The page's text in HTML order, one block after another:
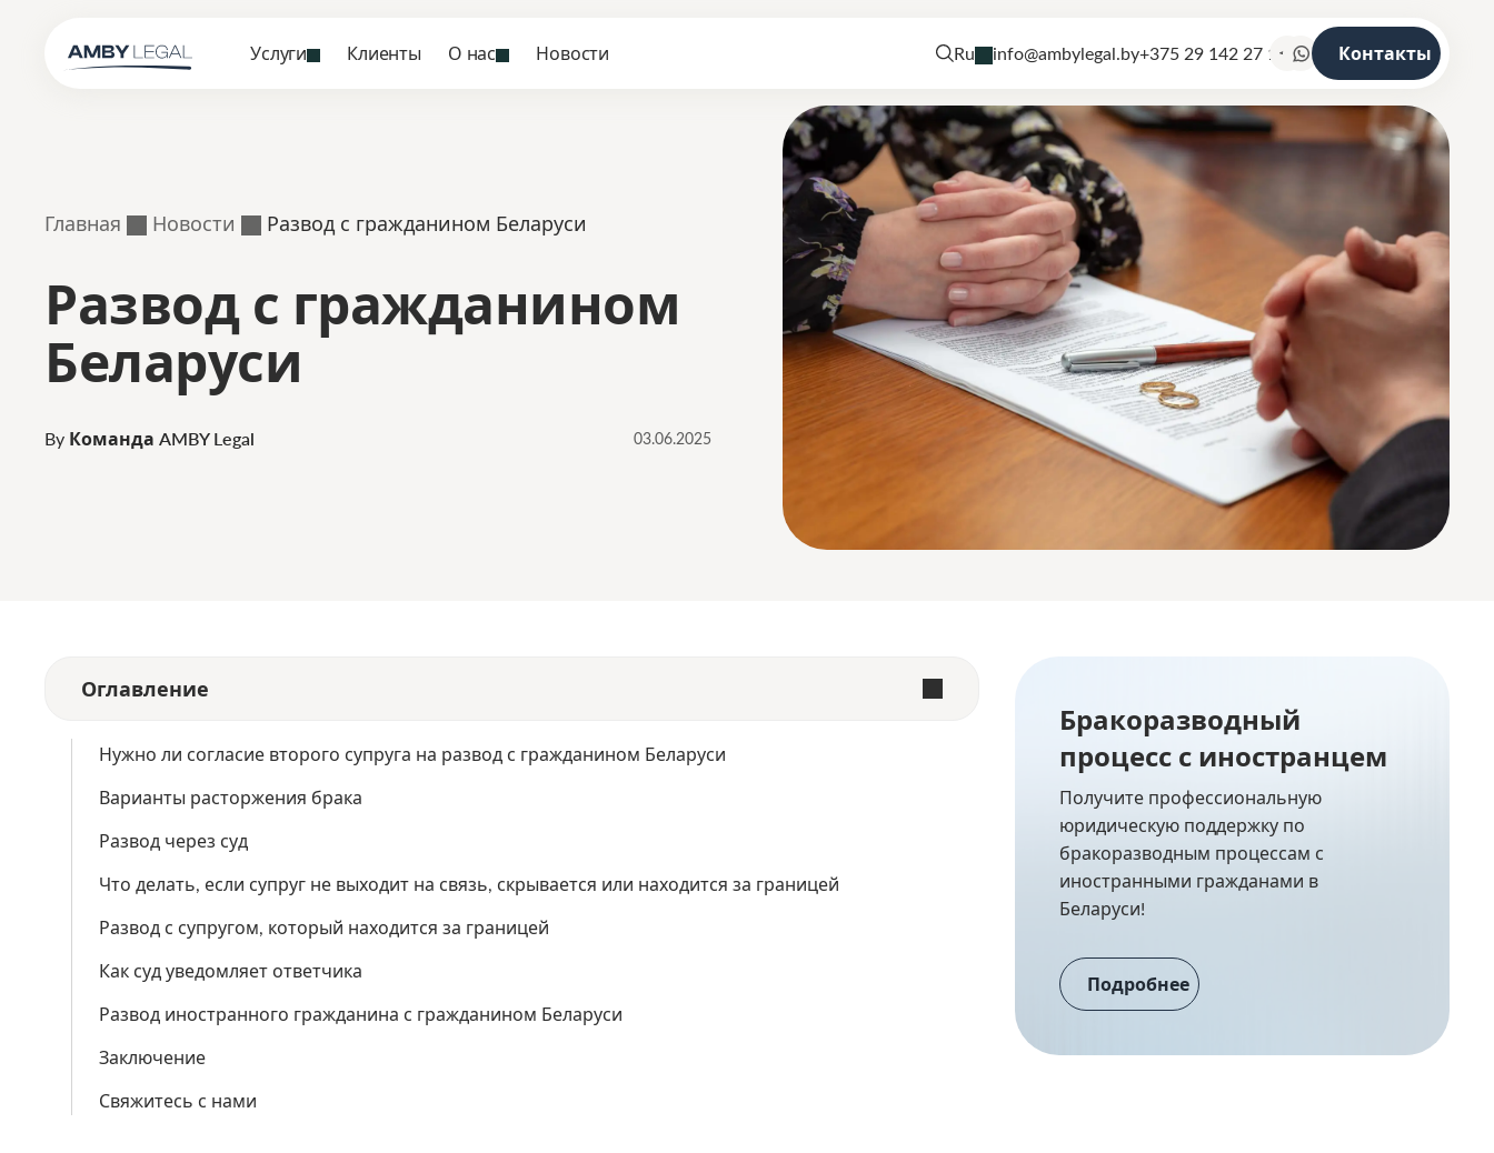
Услуги Клиенты О нас Новости Ru info@ambylegal.by+375 29 142 27 19 Контакты
Главная Новости Развод с гражданином Беларуси
Развод с гражданином
Беларуси
By Команда AMBY Legal 03.06.2025
Оглавление
Нужно ли согласие второго супруга на развод с гражданином Беларуси
Варианты расторжения брака
Развод через суд
Что делать, если супруг не выходит на связь, скрывается или находится за границей
Развод с супругом, который находится за границей
Как суд уведомляет ответчика
Развод иностранного гражданина с гражданином Беларуси
Заключение
Свяжитесь с нами
Бракоразводный
процесс с иностранцем
Получите профессиональную
юридическую поддержку по
бракоразводным процессам с
иностранными гражданами в
Беларуси!
Подробнее